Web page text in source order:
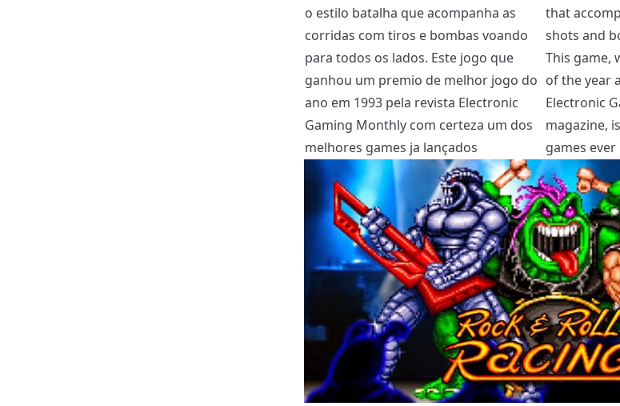
o estilo batalha que acompanha as
corridas com tiros e bombas voando
para todos os lados. Este jogo que
ganhou um premio de melhor jogo do
ano em 1993 pela revista Electronic
Gaming Monthly com certeza um dos
melhores games ja lançados
that
shots and
This game,
of the year
Electronic
magazine,
games ever